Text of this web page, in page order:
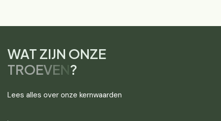
WAT ZIJN ONZE
TROEVEN?
Lees alles over onze kernwaarden